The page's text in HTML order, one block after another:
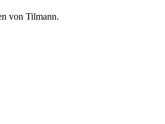
von Tilmann.